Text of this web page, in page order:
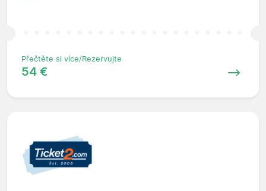
Přečtěte si více/Rezervujte
54 €